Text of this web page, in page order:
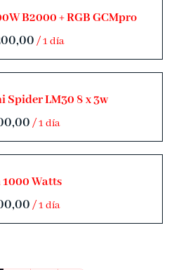
B2000 + RGB GCMpro
/
Spider LM30 8 x 3w
/
1000 Watts
/